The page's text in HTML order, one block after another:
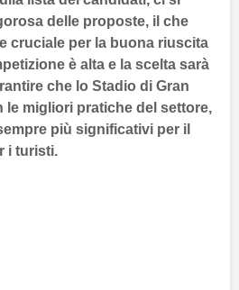
delle proposte, il che
cruciale per la buona riuscita
è alta e la scelta sarà
che lo Stadio di Gran
le migliori pratiche del settore,
più significativi per il
i turisti.